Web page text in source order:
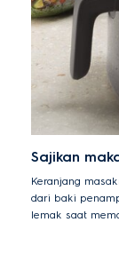
Sajikan
Keranjang
dari baki
lemak saat